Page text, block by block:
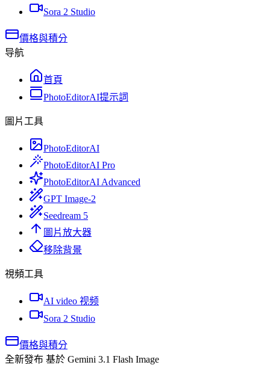
Sora 2 Studio
價格與積分
导航
首頁
PhotoEditorAI提示詞
圖片工具
PhotoEditorAI
PhotoEditorAI Pro
PhotoEditorAI Advanced
GPT Image-2
Seedream 5
圖片放大器
移除背景
視頻工具
AI video 视频
Sora 2 Studio
價格與積分
全新發布 基於 Gemini 3.1 Flash Image